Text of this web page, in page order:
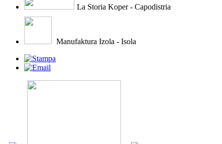
La Storia Koper - Capodistria
Manufaktura Izola - Isola